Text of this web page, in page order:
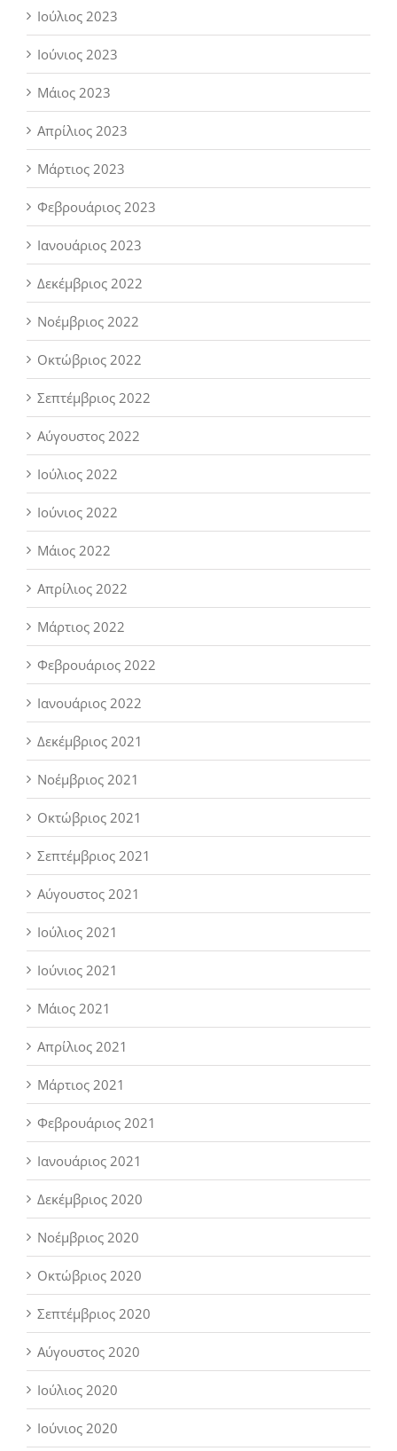
Ιούλιος 2023
Ιούνιος 2023
Μάιος 2023
Απρίλιος 2023
Μάρτιος 2023
Φεβρουάριος 2023
Ιανουάριος 2023
Δεκέμβριος 2022
Νοέμβριος 2022
Οκτώβριος 2022
Σεπτέμβριος 2022
Αύγουστος 2022
Ιούλιος 2022
Ιούνιος 2022
Μάιος 2022
Απρίλιος 2022
Μάρτιος 2022
Φεβρουάριος 2022
Ιανουάριος 2022
Δεκέμβριος 2021
Νοέμβριος 2021
Οκτώβριος 2021
Σεπτέμβριος 2021
Αύγουστος 2021
Ιούλιος 2021
Ιούνιος 2021
Μάιος 2021
Απρίλιος 2021
Μάρτιος 2021
Φεβρουάριος 2021
Ιανουάριος 2021
Δεκέμβριος 2020
Νοέμβριος 2020
Οκτώβριος 2020
Σεπτέμβριος 2020
Αύγουστος 2020
Ιούλιος 2020
Ιούνιος 2020